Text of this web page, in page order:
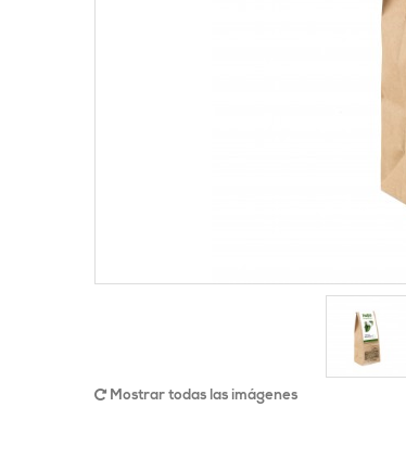
Mostrar todas las imágenes